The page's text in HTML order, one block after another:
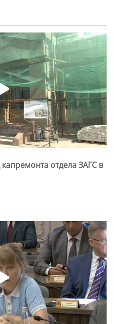
отдела ЗАГС в